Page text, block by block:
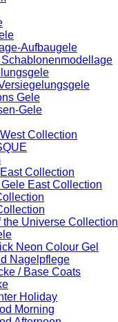
Aufbaugele
Gele
Gele
Collection
Collection
East Collection
the Universe Collection
Neon Colour Gel
Nagelpflege
/ Base Coats
Holiday
Morning